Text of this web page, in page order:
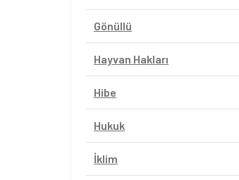
Gönüllü
Hayvan Hakları
Hibe
Hukuk
İklim